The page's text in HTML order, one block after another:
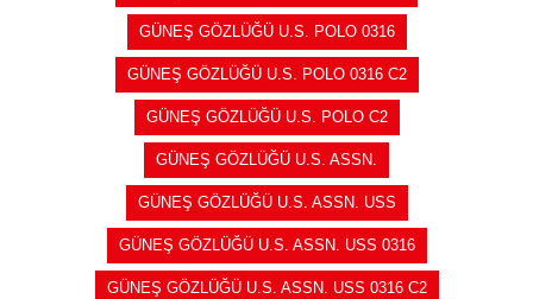
GÜNEŞ GÖZLÜĞÜ U.S. POLO 0316
GÜNEŞ GÖZLÜĞÜ U.S. POLO 0316 C2
GÜNEŞ GÖZLÜĞÜ U.S. POLO C2
GÜNEŞ GÖZLÜĞÜ U.S. ASSN.
GÜNEŞ GÖZLÜĞÜ U.S. ASSN. USS
GÜNEŞ GÖZLÜĞÜ U.S. ASSN. USS 0316
GÜNEŞ GÖZLÜĞÜ U.S. ASSN. USS 0316 C2